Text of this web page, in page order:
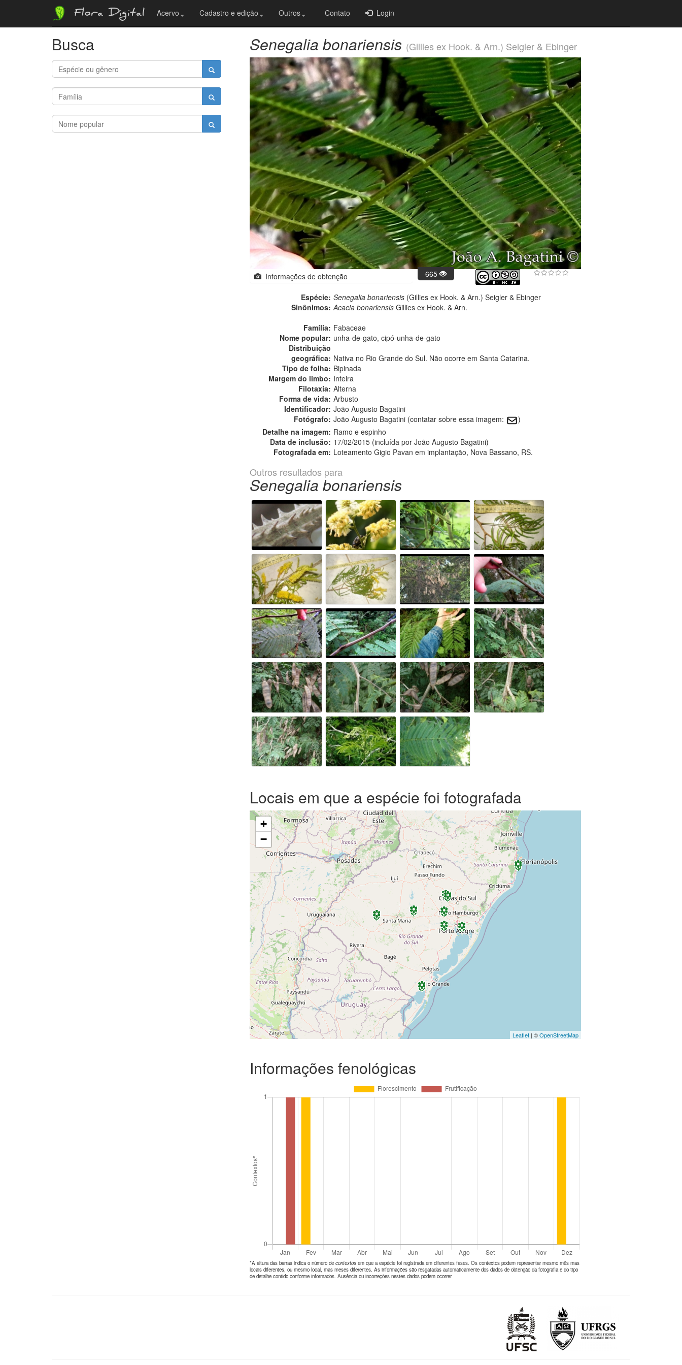
Flora Digital Acervo Cadastro e edição Outros Contato Login
Busca Senegalia bonariensis (Gillies ex Hook. & Arn.) Seigler & Ebinger
Informações de obtenção 665
Espécie: Senegalia bonariensis (Gillies ex Hook. & Arn.) Seigler & Ebinger
Sinônimos: Acacia bonariensis Gillies ex Hook. & Arn.
Família: Fabaceae
Nome popular: unha-de-gato, cipó-unha-de-gato
Distribuição
geográfica: Nativa no Rio Grande do Sul. Não ocorre em Santa Catarina.
Tipo de folha: Bipinada
Margem do limbo: Inteira
Filotaxia: Alterna
Forma de vida: Arbusto
Identificador: João Augusto Bagatini
Fotógrafo: João Augusto Bagatini (contatar sobre essa imagem:
)
Detalhe na imagem: Ramo e espinho
Data de inclusão: 17/02/2015 (incluída por João Augusto Bagatini)
Fotografada em: Loteamento Gigio Pavan em implantação, Nova Bassano, RS.
Outros resultados para
Senegalia bonariensis
Locais em que a espécie foi fotografada
+
−
Leaflet| ©OpenStreetMap
Informações fenológicas
*A altura das barras indica o número de contextos em que a espécie foi registrada em diferentes fases. Os contextos podem representar mesmo mês mas
locais diferentes, ou mesmo local, mas meses diferentes. As informações são resgatadas automaticamente dos dados de obtenção da fotografia e do tipo
de detalhe contido conforme informados. Ausência ou incorreções nestes dados podem ocorrer.